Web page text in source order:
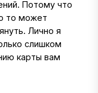
Потому что
то может
Лично я
слишком
карты вам